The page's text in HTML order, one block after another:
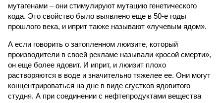
мутагенами – они стимулируют мутацию генетического
кода. Это свойство было выявлено еще в 50-е годы
прошлого века, и иприт также называют «лучевым ядом».
А если говорить о затопленном люизите, который
производители в своей рекламе называли «росой смерти»,
он еще более ядовит. И иприт, и люизит плохо
растворяются в воде и значительно тяжелее ее. Они могут
концентрироваться на дне в виде сгустков ядовитого
студня. А при соединении с нефтепродуктами вещества